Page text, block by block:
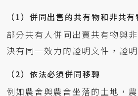
（1）併同出售的共有物和非共
部分共有人併同出賣共有物與
決有同一效力的證明文件，證
（2）依法必須併同移轉
例如農舍與農舍坐落的土地，